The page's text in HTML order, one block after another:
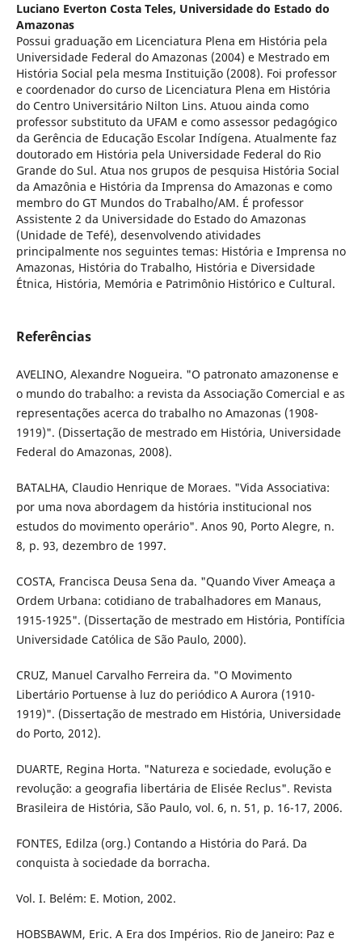
Luciano Everton Costa Teles, Universidade do Estado do
Amazonas
Possui graduação em Licenciatura Plena em História pela
Universidade Federal do Amazonas (2004) e Mestrado em
História Social pela mesma Instituição (2008). Foi professor
e coordenador do curso de Licenciatura Plena em História
do Centro Universitário Nilton Lins. Atuou ainda como
professor substituto da UFAM e como assessor pedagógico
da Gerência de Educação Escolar Indígena. Atualmente faz
doutorado em História pela Universidade Federal do Rio
Grande do Sul. Atua nos grupos de pesquisa História Social
da Amazônia e História da Imprensa do Amazonas e como
membro do GT Mundos do Trabalho/AM. É professor
Assistente 2 da Universidade do Estado do Amazonas
(Unidade de Tefé), desenvolvendo atividades
principalmente nos seguintes temas: História e Imprensa no
Amazonas, História do Trabalho, História e Diversidade
Étnica, História, Memória e Patrimônio Histórico e Cultural.
Referências
AVELINO, Alexandre Nogueira. "O patronato amazonense e
o mundo do trabalho: a revista da Associação Comercial e as
representações acerca do trabalho no Amazonas (1908-
1919)". (Dissertação de mestrado em História, Universidade
Federal do Amazonas, 2008).
BATALHA, Claudio Henrique de Moraes. "Vida Associativa:
por uma nova abordagem da história institucional nos
estudos do movimento operário". Anos 90, Porto Alegre, n.
8, p. 93, dezembro de 1997.
COSTA, Francisca Deusa Sena da. "Quando Viver Ameaça a
Ordem Urbana: cotidiano de trabalhadores em Manaus,
1915-1925". (Dissertação de mestrado em História, Pontifícia
Universidade Católica de São Paulo, 2000).
CRUZ, Manuel Carvalho Ferreira da. "O Movimento
Libertário Portuense à luz do periódico A Aurora (1910-
1919)". (Dissertação de mestrado em História, Universidade
do Porto, 2012).
DUARTE, Regina Horta. "Natureza e sociedade, evolução e
revolução: a geografia libertária de Elisée Reclus". Revista
Brasileira de História, São Paulo, vol. 6, n. 51, p. 16-17, 2006.
FONTES, Edilza (org.) Contando a História do Pará. Da
conquista à sociedade da borracha.
Vol. I. Belém: E. Motion, 2002.
HOBSBAWM, Eric. A Era dos Impérios. Rio de Janeiro: Paz e